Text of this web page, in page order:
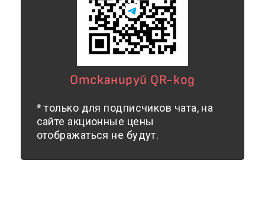
Отсканируй QR-код
* только для подписчиков чата, на
сайте акционные цены
отображаться не будут.